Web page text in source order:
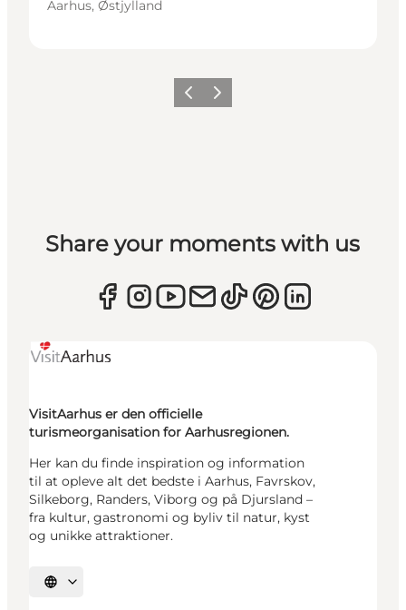
Aarhus, Østjylland
ForrigeNæste
Share your moments with us
VisitAarhus er den officielle
turismeorganisation for Aarhusregionen.
Her kan du finde inspiration og information
til at opleve alt det bedste i Aarhus, Favrskov,
Silkeborg, Randers, Viborg og på Djursland –
fra kultur, gastronomi og byliv til natur, kyst
og unikke attraktioner.
Vælg sprog